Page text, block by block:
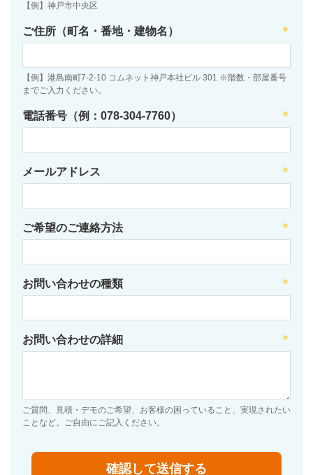
【例】神戸市中央区
ご住所（町名・番地・建物名）
【例】港島南町7-2-10 コムネット神戸本社ビル 301 ※階数・部屋番号
までご入力ください。
電話番号（例：078-304-7760）
メールアドレス
ご希望のご連絡方法
お問い合わせの種類
お問い合わせの詳細
ご質問、見積・デモのご希望、お客様の困っていること、実現されたい
ことなど。ご自由にご記入ください。